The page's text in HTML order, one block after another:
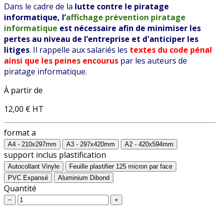
Dans le cadre de la lutte contre le piratage
informatique, l’affichage prévention piratage
informatique est nécessaire afin de minimiser les
pertes au niveau de l’entreprise et d'anticiper les
litiges. Il rappelle aux salariés les textes du code pénal
ainsi que les peines encourus par les auteurs de
piratage informatique.
À partir de
12,00 € HT
format a
A4 - 210x297mm A3 - 297x420mm A2 - 420x594mm
support inclus plastification
Autocollant Vinyle
Feuille plastifier 125 micron par face
PVC Expansé
Aluminium Dibond
Quantité
− +